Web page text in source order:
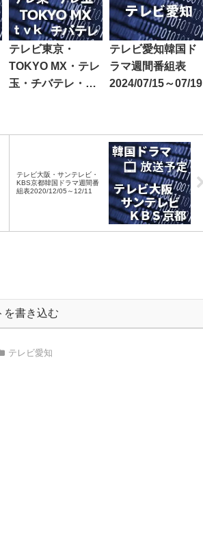
テレビ東京・
TOKYO MX・テレ
玉・チバテレ・テ
2021/06/05～06/11
テレビ愛知韓国ド
ラマ週間番組表
2024/07/15～07/19
テレビ大阪・サンテレビ・
KBS京都韓国ドラマ週間番
組表2020/12/05～12/11
を書き込む
テレビ愛知